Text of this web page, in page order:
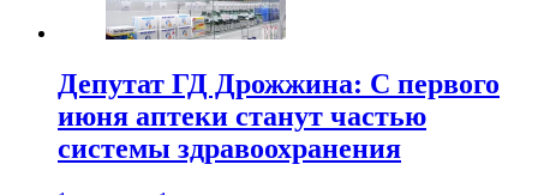
Депутат ГД Дрожжина: С первого
июня аптеки станут частью
системы здравоохранения